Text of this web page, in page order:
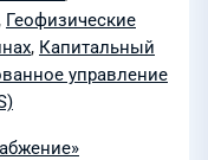
2026-
, Геофизические
, Капитальный
управление